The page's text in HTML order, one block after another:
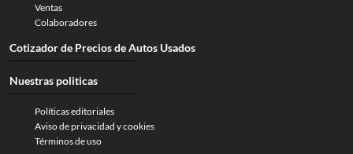
Ventas
Colaboradores
Cotizador de Precios de Autos Usados
Nuestras politicas
Políticas editoriales
Aviso de privacidad y cookies
Términos de uso